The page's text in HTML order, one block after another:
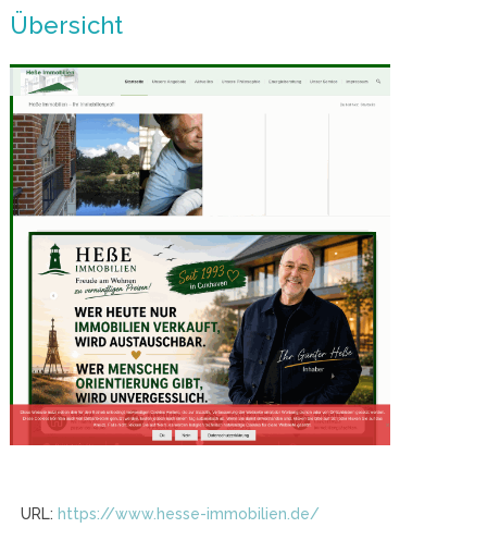
Übersicht
URL: https://www.hesse-immobilien.de/